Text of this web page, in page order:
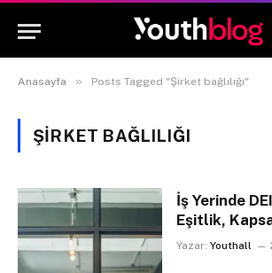
Anasayfa » Posts Tagged "Şirket bağlılığı"
ŞIRKET BAĞLILIĞI
İş Yerinde
Eşitlik,
Yazar: Youthall